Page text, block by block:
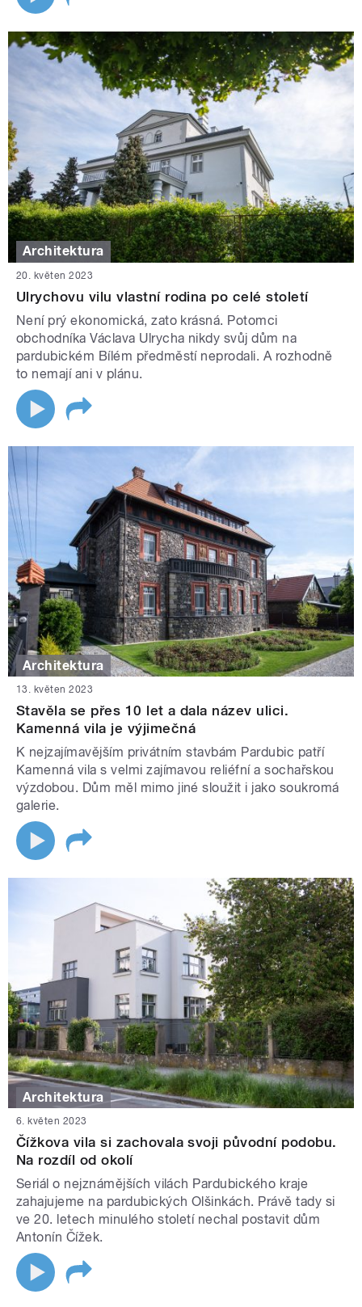
Architektura
20. květen 2023
Ulrychovu vilu vlastní rodina po celé století
Není prý ekonomická, zato krásná. Potomci
obchodníka Václava Ulrycha nikdy svůj dům na
pardubickém Bílém předměstí neprodali. A rozhodně
to nemají ani v plánu.
Architektura
13. květen 2023
Stavěla se přes 10 let a dala název ulici.
Kamenná vila je výjimečná
K nejzajímavějším privátním stavbám Pardubic patří
Kamenná vila s velmi zajímavou reliéfní a sochařskou
výzdobou. Dům měl mimo jiné sloužit i jako soukromá
galerie.
Architektura
6. květen 2023
Čížkova vila si zachovala svoji původní podobu.
Na rozdíl od okolí
Seriál o nejznámějších vilách Pardubického kraje
zahajujeme na pardubických Olšinkách. Právě tady si
ve 20. letech minulého století nechal postavit dům
Antonín Čížek.